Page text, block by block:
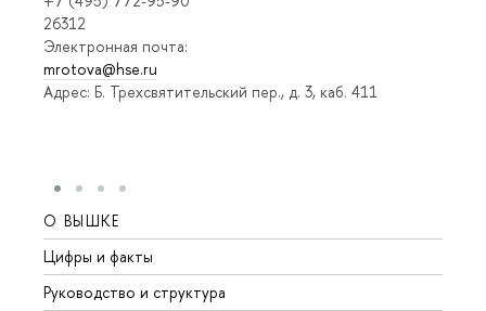
26312
Электронная почта:
mrotova@hse.ru
Адрес: Б. Трехсвятительский пер., д. 3, каб. 411
О ВЫШКЕ
Цифры и факты
Руководство и структура